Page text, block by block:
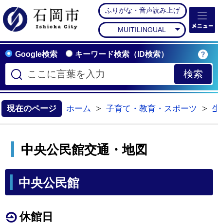
石岡市公式ホームペー
ふりがな・音声読み上げ
MUITILINGUAL
Google検索 キーワード検索（ID検索）
現在のページ ホーム
子育て・教育・スポーツ
中央公民館交通・地図
中央公民館
休館日